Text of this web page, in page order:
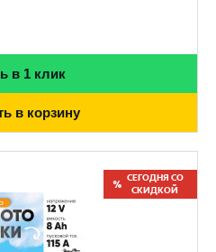
в 1 клик
в корзину
СЕГОДНЯ СО
СКИДКОЙ